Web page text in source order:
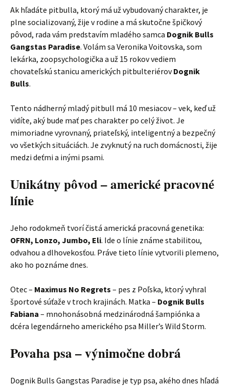
Ak hľadáte pitbulla, ktorý má už vybudovaný charakter, je
plne socializovaný, žije v rodine a má skutočne špičkový
pôvod, rada vám predstavím mladého samca Dognik Bulls
Gangstas Paradise. Volám sa Veronika Voitovska, som
lekárka, zoopsychologička a už 15 rokov vediem
chovateľskú stanicu amerických pitbulteriérovDognik
Bulls.
Tento nádherný mladý pitbull má 10 mesiacov – vek, keď už
vidíte, aký bude mať pes charakter po celý život. Je
mimoriadne vyrovnaný, priateľský, inteligentný a bezpečný
vo všetkých situáciách. Je zvyknutý na ruch domácnosti, žije
medzi deťmi a inými psami.
Unikátny pôvod – americké pracovné
línie
Jeho rodokmeň tvorí čistá americká pracovná genetika:
OFRN, Lonzo, Jumbo, Eli. Ide o línie známe stabilitou,
odvahou a dlhovekosťou. Práve tieto línie vytvorili plemeno,
ako ho poznáme dnes.
Otec – Maximus No Regrets – pes z Poľska, ktorý vyhral
športové súťaže v troch krajinách. Matka – Dognik Bulls
Fabiana – mnohonásobná medzinárodná šampiónka a
dcéra legendárneho amerického psa Miller’s Wild Storm.
Povaha psa – výnimočne dobrá
Dognik Bulls Gangstas Paradise je typ psa, akého dnes hľadá